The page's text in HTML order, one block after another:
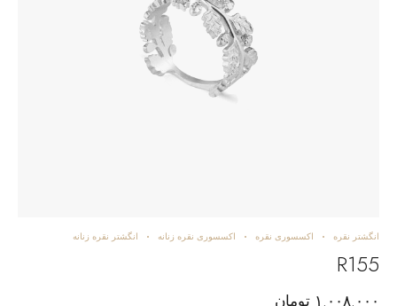
انگشتر نقره اکسسوری نقره اکسسوری نقره زنانه انگشتر نقره زنانه
R155
۱.۰۰۸.۰۰۰ تومان